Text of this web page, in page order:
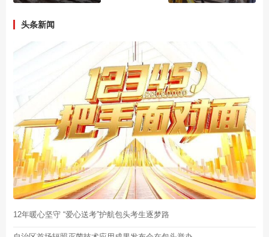
头条新闻
12年暖心坚守 “爱心送考”护航包头考生逐梦路